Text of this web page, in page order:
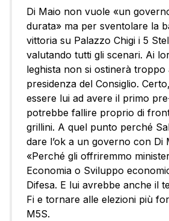
Di Maio non vuole «un
durata» ma per sventolare la
vittoria su Palazzo Chigi i 5
valutando tutti gli scenari. Ai
leghista non si ostinerà
presidenza del Consiglio.
essere lui ad avere il primo
potrebbe fallire proprio di
grillini. A quel punto perché
dare l’ok a un governo con Di
«Perché gli offriremmo
Economia o Sviluppo
Difesa. E lui avrebbe anche il
Fi e tornare alle elezioni più
M5S.